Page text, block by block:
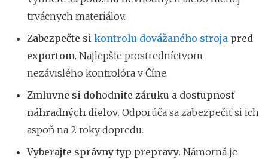
trvácnych materiálov.
Zabezpečte si kontrolu dovážaného stroja pred
exportom. Najlepšie prostredníctvom
nezávislého kontrolóra v Číne.
Zmluvne si dohodnite záruku a dostupnosť
náhradných dielov. Odporúča sa zabezpečiť si ich
aspoň na 2 roky dopredu.
Vyberajte správny typ prepravy. Námorná je